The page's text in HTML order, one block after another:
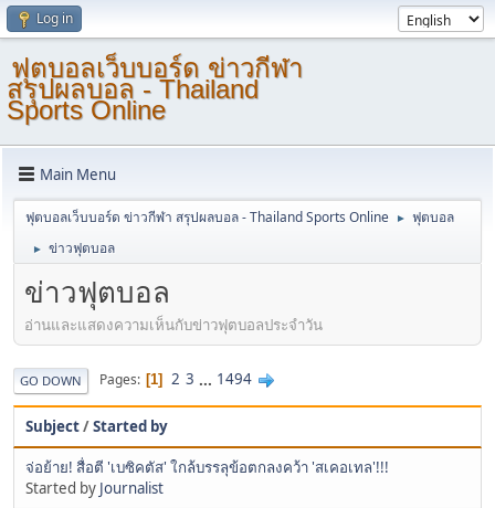
Log in
ฟุตบอลเว็บบอร์ด ข่าวกีฬา
สรุปผลบอล - Thailand
Sports Online
Main Menu
ฟุตบอลเว็บบอร์ด ข่าวกีฬา สรุปผลบอล - Thailand Sports Online ► ฟุตบอล
► ข่าวฟุตบอล
ข่าวฟุตบอล
อ่านและแสดงความเห็นกับข่าวฟุตบอลประจำวัน
GO DOWN Pages 1 2 3 ... 1494
Subject/Started by
จ่อย้าย! สื่อตี 'เบซิคตัส' ใกล้บรรลุข้อตกลงคว้า 'สเคอเทล'!!!
Started by Journalist